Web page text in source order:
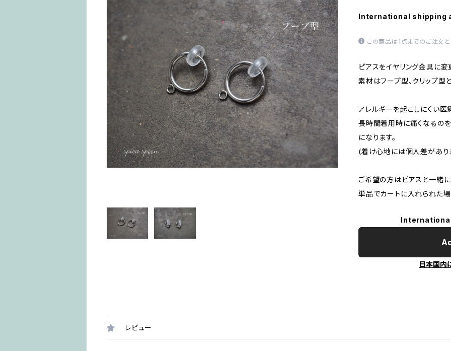
International shipping
この商品は1点までのご注文と
ピアスをイヤリング金具に
素材はフープ型、クリップ型
アレルギーを起こしにくい医
長時間着用時に痛くなるの
になります。
(着け心地には個人差があ
ご希望の方はピアスと一緒に
単品でカートに入れられた
日本国内
レビュー